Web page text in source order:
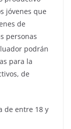
jóvenes que
de
personas
podrán
para la
de
de entre 18 y